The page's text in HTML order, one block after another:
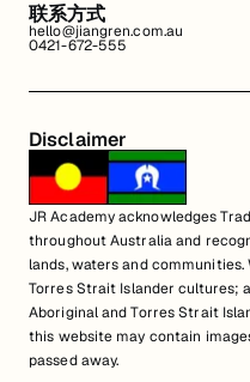
联系方式
hello@jiangren.com.au
0421-672-555
Disclaimer
JR Academy acknowledges
throughout Australia and
lands, waters and
Torres Strait Islander cultures;
Aboriginal and Torres Strait
this website may contain
passed away.